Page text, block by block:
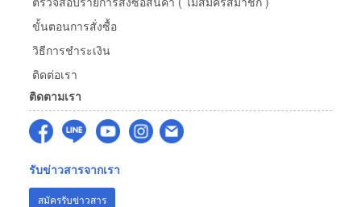
ขั้นตอนการสั่งซื้อ
วิธีการชำระเงิน
ติดต่อเรา
ติดตามเรา
รับข่าวสารจากเรา
สมัครรับข่าวสาร